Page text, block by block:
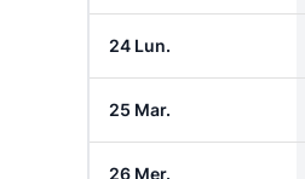
24 Lun.
25 Mar.
26 Mer.